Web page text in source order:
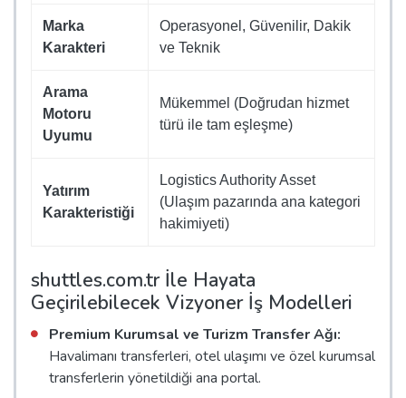
Marka
Karakteri
Operasyonel, Güvenilir, Dakik
ve Teknik
Arama
Motoru
Uyumu
Mükemmel (Doğrudan hizmet
türü ile tam eşleşme)
Yatırım
Karakteristiği
Logistics Authority Asset
(Ulaşım pazarında ana kategori
hakimiyeti)
shuttles.com.tr İle Hayata
Geçirilebilecek Vizyoner İş Modelleri
Premium Kurumsal ve Turizm Transfer Ağı:
Havalimanı transferleri, otel ulaşımı ve özel kurumsal
transferlerin yönetildiği ana portal.